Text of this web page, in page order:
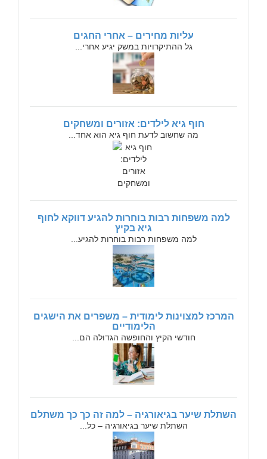
עליות מחירים – אחרי החגים
גל ההתיקרויות במשק יגיע אחרי...
חוף גיא לילדים: אזורים ומשחקים
מה שחשוב לדעת חוף גיא הוא אחד...
למה משפחות רבות בוחרות להגיע דווקא לחוף
גיא בקיץ
למה משפחות רבות בוחרות להגיע...
המרכז למצוינות לימודית – משפרים את הישגים
הלימודיים
חודשי הקיץ והחופשה הגדולה הם...
השתלת שיער בגיאורגיה – למה זה כך כך משתלם
השתלת שיער בגיאורגיה – כל...